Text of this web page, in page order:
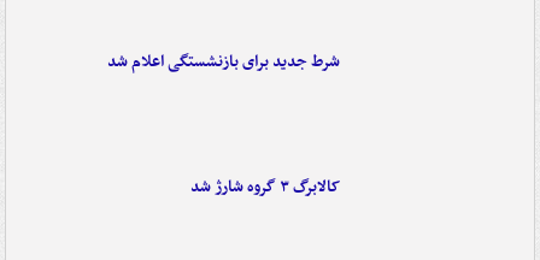
شرط جدید برای بازنشستگی اعلام شد
کالابرگ ۳ گروه شارژ شد